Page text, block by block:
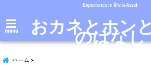
Experience in life is Asset
menu おカネとホン
のはなし
ホーム